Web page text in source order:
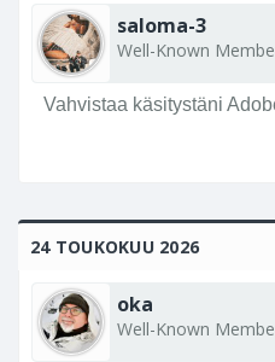
saloma-3
Well-Known
Vahvistaa käsitystäni
24 TOUKOKUU 2026
oka
Well-Known